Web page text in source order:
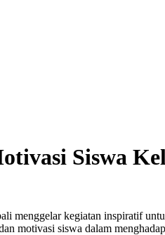
Siswa
menggelar kegiatan inspiratif
motivasi siswa dalam